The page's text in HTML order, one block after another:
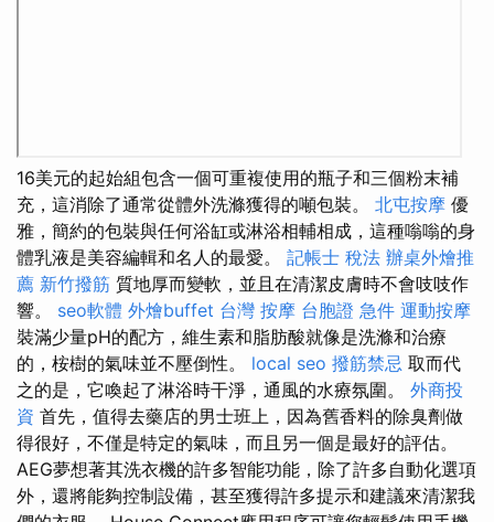
16美元的起始組包含一個可重複使用的瓶子和三個粉末補
充，這消除了通常從體外洗滌獲得的噸包裝。 北屯按摩 優
雅，簡約的包裝與任何浴缸或淋浴相輔相成，這種嗡嗡的身
體乳液是美容編輯和名人的最愛。 記帳士 稅法 辦桌外燴推
薦 新竹撥筋 質地厚而變軟，並且在清潔皮膚時不會吱吱作
響。 seo軟體 外燴buffet 台灣 按摩 台胞證 急件 運動按摩
裝滿少量pH的配方，維生素和脂肪酸就像是洗滌和治療
的，桉樹的氣味並不壓倒性。 local seo 撥筋禁忌 取而代
之的是，它喚起了淋浴時干淨，通風的水療氛圍。 外商投
資 首先，值得去藥店的男士班上，因為舊香料的除臭劑做
得很好，不僅是特定的氣味，而且另一個是最好的評估。
AEG夢想著其洗衣機的許多智能功能，除了許多自動化選項
外，還將能夠控制設備，甚至獲得許多提示和建議來清潔我